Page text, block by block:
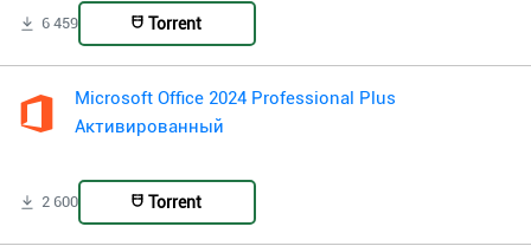
6 459 Torrent
Microsoft Office 2024 Professional Plus
Активированный
2 600 Torrent